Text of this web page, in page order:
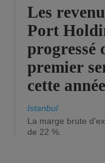
Les
Port
progressé
premier
cette
Istanbul
La marge brute
de 22 %.